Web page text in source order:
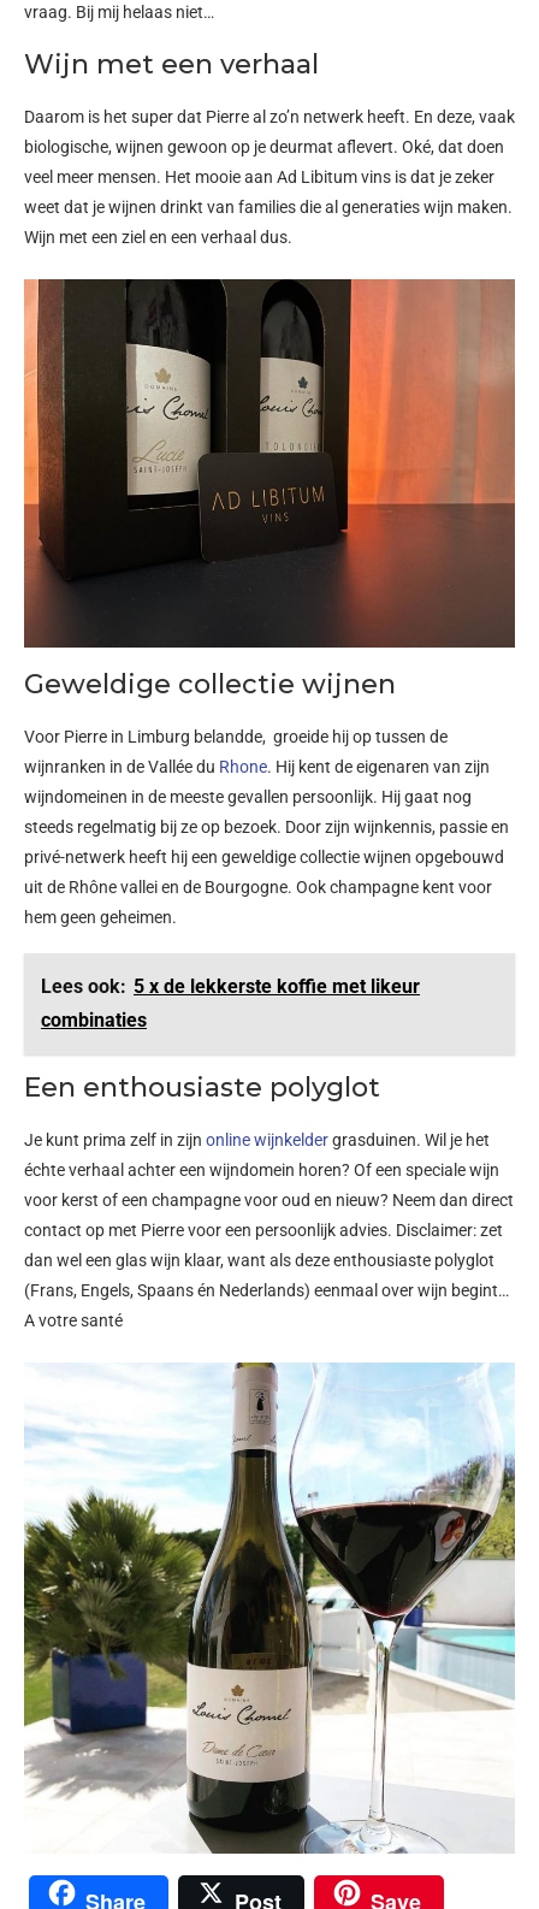
vraag. Bij mij helaas niet…
Wijn met een verhaal
Daarom is het super dat Pierre al zo’n netwerk heeft. En deze, vaak
biologische, wijnen gewoon op je deurmat aflevert. Oké, dat doen
veel meer mensen. Het mooie aan Ad Libitum vins is dat je zeker
weet dat je wijnen drinkt van families die al generaties wijn maken.
Wijn met een ziel en een verhaal dus.
Geweldige collectie wijnen
Voor Pierre in Limburg belandde, groeide hij op tussen de
wijnranken in de Vallée du Rhone. Hij kent de eigenaren van zijn
wijndomeinen in de meeste gevallen persoonlijk. Hij gaat nog
steeds regelmatig bij ze op bezoek. Door zijn wijnkennis, passie en
privé-netwerk heeft hij een geweldige collectie wijnen opgebouwd
uit de Rhône vallei en de Bourgogne. Ook champagne kent voor
hem geen geheimen.
Lees ook: 5 x de lekkerste koffie met likeur
combinaties
Een enthousiaste polyglot
Je kunt prima zelf in zijn online wijnkeldergrasduinen. Wil je het
échte verhaal achter een wijndomein horen? Of een speciale wijn
voor kerst of een champagne voor oud en nieuw? Neem dan direct
contact op met Pierre voor een persoonlijk advies. Disclaimer: zet
dan wel een glas wijn klaar, want als deze enthousiaste polyglot
(Frans, Engels, Spaans én Nederlands) eenmaal over wijn begint…
A votre santé
Share Post Save